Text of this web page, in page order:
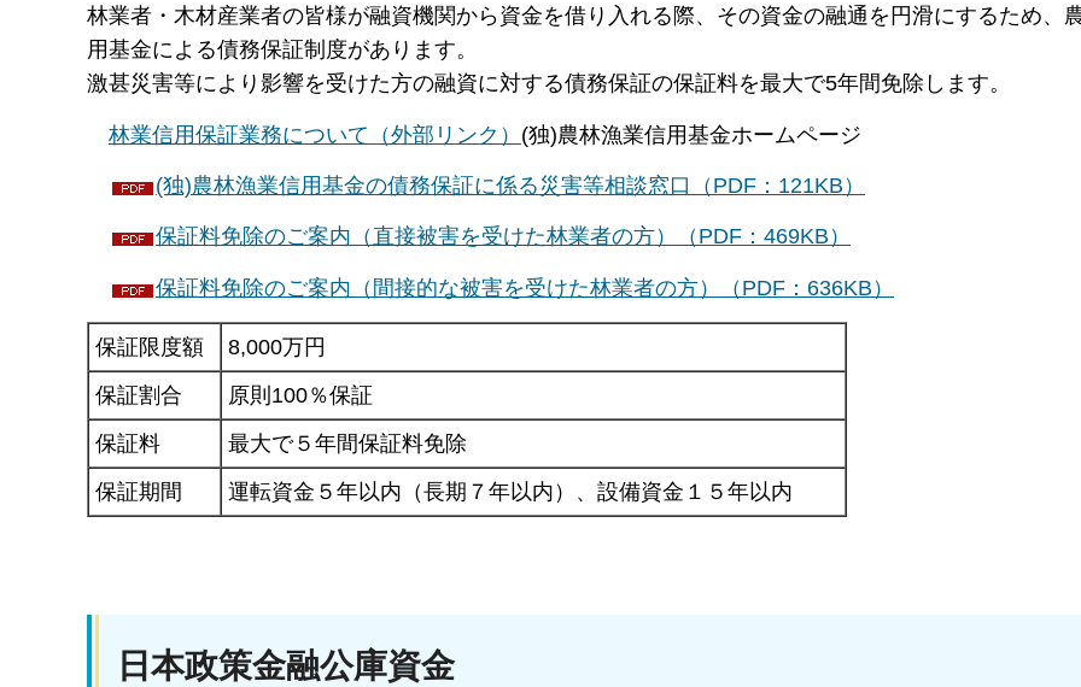
林業者・木材産業者の皆様が融資機関から資金を借り入れる際、その資金の融通を円滑にするため、
用基金による債務保証制度があります。
激甚災害等により影響を受けた方の融資に対する債務保証の保証料を最大で5年間免除します。
林業信用保証業務について（外部リンク） (独)農林漁業信用基金ホームページ
(独)農林漁業信用基金の債務保証に係る災害等相談窓口（PDF：121KB）
保証料免除のご案内（直接被害を受けた林業者の方）（PDF：469KB）
保証料免除のご案内（間接的な被害を受けた林業者の方）（PDF：636KB）
保証限度額
8,000万円
保証割合
原則100％保証
保証料
最大で５年間保証料免除
保証期間
運転資金５年以内（長期７年以内）、設備資金１５年以内
日本政策金融公庫資金